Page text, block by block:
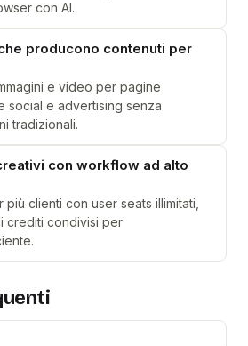
con AI.
producono contenuti per
e video per pagine
social e advertising senza
tradizionali.
con workflow ad alto
clienti con user seats illimitati,
crediti condivisi per